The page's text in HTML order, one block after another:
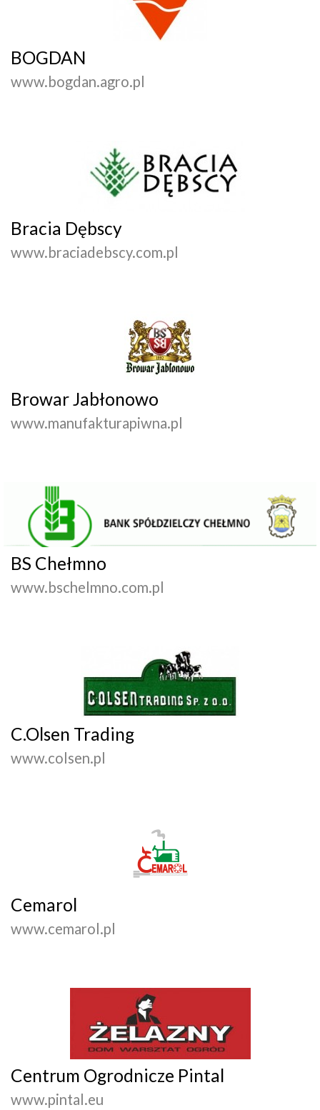
BOGDAN
www.bogdan.agro.pl
Bracia Dębscy
www.braciadebscy.com.pl
Browar Jabłonowo
www.manufakturapiwna.pl
BS Chełmno
www.bschelmno.com.pl
C.Olsen Trading
www.colsen.pl
Cemarol
www.cemarol.pl
Centrum Ogrodnicze Pintal
www.pintal.eu